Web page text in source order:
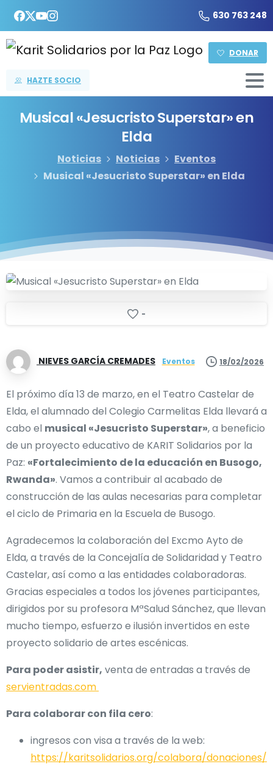
630 763 248
DONAR
HAZTE SOCIO
Musical«JesucristoSuperstar»en
Elda
Noticias Noticias
Eventos
Musical «Jesucristo Superstar» en Elda
-
NIEVES GARCÍA CREMADES Eventos 18/02/2026
El próximo día 13 de marzo, en el Teatro Castelar de
Elda, el alumnado del Colegio Carmelitas Elda llevará a
cabo el musical «Jesucristo Superstar», a beneficio
de un proyecto educativo de KARIT Solidarios por la
Paz: «Fortalecimiento de la educación en Busogo,
Rwanda». Vamos a contribuir al acabado de
construcción de las aulas necesarias para completar
el ciclo de Primaria en la Escuela de Busogo.
Agradecemos la colaboración del Excmo Ayto de
Elda, a través de la Concejalía de Solidaridad y Teatro
Castelar, así como a las entidades colaboradoras.
Gracias especiales a todos los jóvenes participantes,
dirigidos por su profesora MªSalud Sánchez, que llevan
mucho tiempo, esfuerzo e ilusión invertidos en este
proyecto solidario de artes escénicas.
Para poder asistir, venta de entradas a través de
servientradas.com
Para colaborar con fila cero:
ingresos con visa a través de la web:
https://karitsolidarios.org/colabora/donaciones/